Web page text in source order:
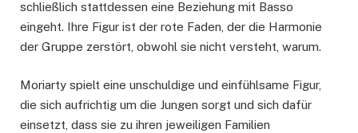
schließlich stattdessen eine Beziehung mit Basso
eingeht. Ihre Figur ist der rote Faden, der die Harmonie
der Gruppe zerstört, obwohl sie nicht versteht, warum.
Moriarty spielt eine unschuldige und einfühlsame Figur,
die sich aufrichtig um die Jungen sorgt und sich dafür
einsetzt, dass sie zu ihren jeweiligen Familien